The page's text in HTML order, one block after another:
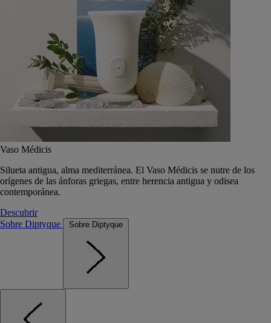
Vaso Médicis
Silueta antigua, alma mediterránea. El Vaso Médicis se nutre de los
orígenes de las ánforas griegas, entre herencia antigua y odisea
contemporánea.
Descubrir
Sobre Diptyque
Sobre Diptyque